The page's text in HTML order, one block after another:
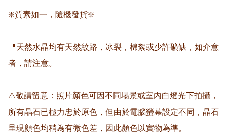
❇️質素如一，隨機發貨❇️
📍天然水晶均有天然紋路，冰裂，棉絮或少許礦缺，如介意
者，請注意。
⚠️敬請留意：照片顏色可因不同場景或室內白燈光下拍攝，
所有晶石已極力忠於原色，但由於電腦螢幕設定不同，晶石